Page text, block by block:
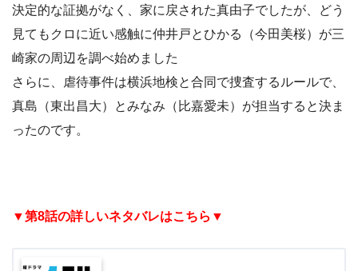
決定的な証拠がなく、家に戻された真由子でしたが、どう
見てもクロに近い感触に仲井戸とひかる（今田美桜）が三
崎家の周辺を調べ始めました
さらに、虐待事件は横浜地検と合同で捜査するルールで、
真島（東出昌大）とみなみ（比嘉愛未）が担当すると決ま
ったのです。
▼第8話の詳しいネタバレはこちら▼